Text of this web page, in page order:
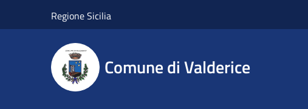
Regione Sicilia
Comune di Valderice